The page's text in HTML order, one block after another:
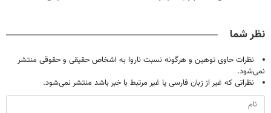
نظر شما
نظرات حاوی توهین و هرگونه نسبت ناروا به اشخاص حقیقی و حقوقی منتشر
نمی‌شود.
نظراتی که غیر از زبان فارسی یا غیر مرتبط با خبر باشد منتشر نمی‌شود.